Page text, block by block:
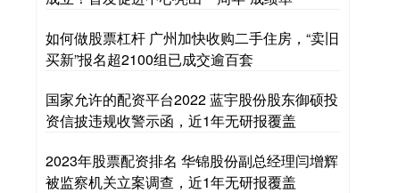
如何做股票杠杆 广州加快收购二手住房，“卖旧
买新”报名超2100组已成交逾百套
国家允许的配资平台2022 蓝宇股份股东御硕投
资信披违规收警示函，近1年无研报覆盖
2023年股票配资排名 华锦股份副总经理闫增辉
被监察机关立案调查，近1年无研报覆盖